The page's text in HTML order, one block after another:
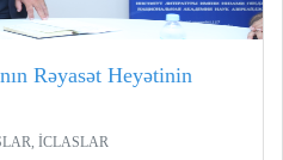
Rəyasət Heyətinin
İCLASLAR